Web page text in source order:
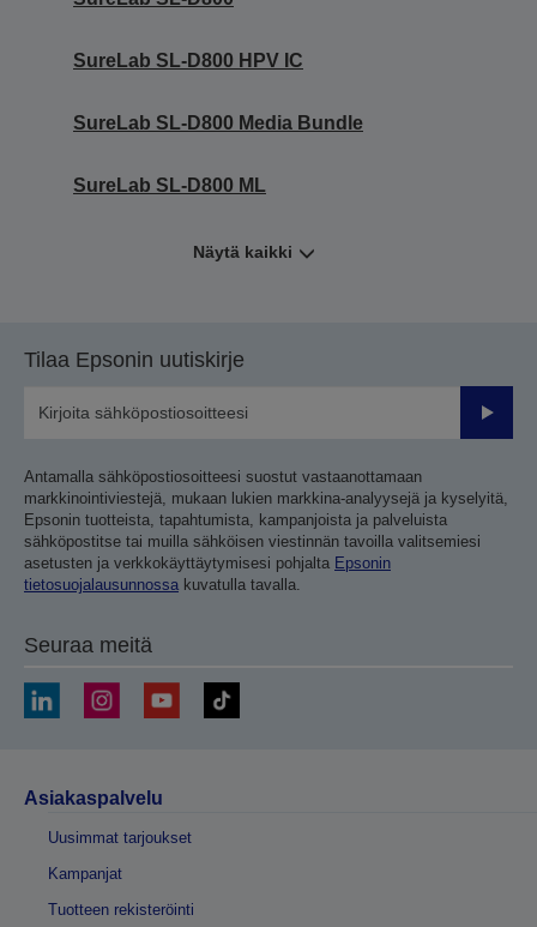
SureLab SL-D800 HPV IC
SureLab SL-D800 Media Bundle
SureLab SL-D800 ML
Näytä kaikki
Tilaa Epsonin uutiskirje
Lähetä
Antamalla sähköpostiosoitteesi suostut vastaanottamaan
markkinointiviestejä, mukaan lukien markkina-analyysejä ja kyselyitä,
Epsonin tuotteista, tapahtumista, kampanjoista ja palveluista
sähköpostitse tai muilla sähköisen viestinnän tavoilla valitsemiesi
asetusten ja verkkokäyttäytymisesi pohjalta Epsonin
tietosuojalausunnossa kuvatulla tavalla.
Seuraa meitä
Asiakaspalvelu
Uusimmat tarjoukset
Kampanjat
Tuotteen rekisteröinti